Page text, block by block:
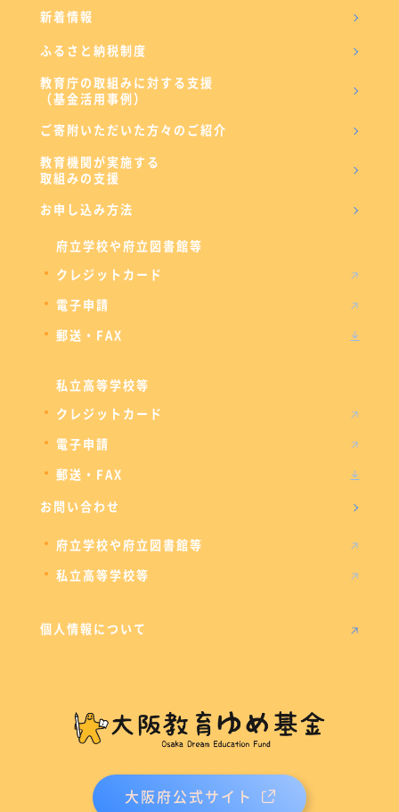
新着情報
ふるさと納税制度
教育庁の取組みに対する支援
（基金活用事例）
ご寄附いただいた方々のご紹介
教育機関が実施する
取組みの支援
お申し込み方法
府立学校や府立図書館等
クレジットカード
電子申請
郵送・FAX
私立高等学校等
クレジットカード
電子申請
郵送・FAX
お問い合わせ
府立学校や府立図書館等
私立高等学校等
個人情報について
大阪府公式サイト